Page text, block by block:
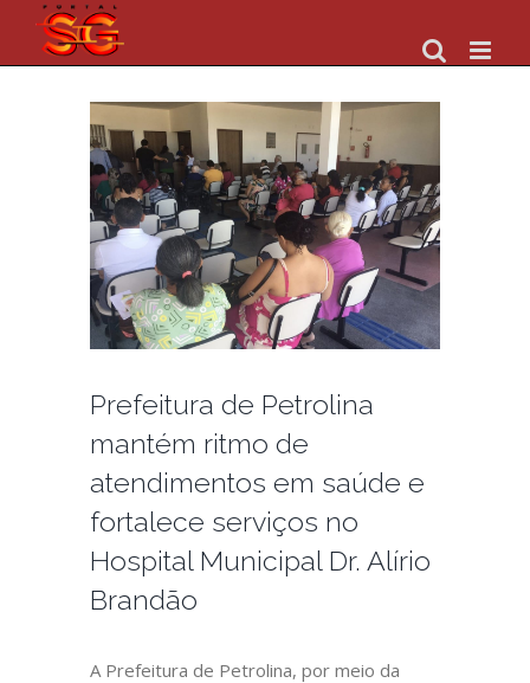
Prefeitura de Petrolina
mantém ritmo de
atendimentos em saúde e
fortalece serviços no
Hospital Municipal Dr. Alírio
Brandão
A Prefeitura de Petrolina, por meio da